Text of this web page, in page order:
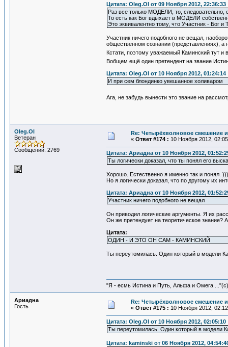
Цитата: Oleg.Ol от 09 Ноября 2012, 22:36:33
Раз все только МОДЕЛИ, то, следовательно,
То есть как Бог вдыхает в МОДЕЛИ
Это эквивалентно тому, что Участник - Бог
Участник ничего подобного не вещал,
общественном сознании (представлениях), а
Кстати, поэтому уважаемый Каминский тут и
Вобщем ещё один претендент на звание
Цитата: Oleg.Ol от 10 Ноября 2012, 01:24:14
И при сем блондинко увешанное холиваром
Ага, не забудь вынести это звание на
Oleg.Ol
Ветеран
Сообщений: 2769
Re: Четырёхволновое смешение и
« Ответ #174 : 10 Ноября 2012,
Цитата: Ариадна от 10 Ноября 2012,
Ты логически доказал, что ты понял его
Хорошо. Естественно я именно так и понял. )))
Но я логически доказал, что по другому их
Цитата: Ариадна от 10 Ноября 2012,
Участник ничего подобного не вещал
Он приводил логические аргументы. Я их
Он же претендует на теоретическое
Цитата:
ОДИН - И ЭТО ОН САМ - КАМИНСКИЙ
Ты переутомилась. Один который в модели
"Я - есмь Истина и Путь, Альфа и Омега ..."(с)
Ариадна
Гость
Re: Четырёхволновое смешение и
« Ответ #175 : 10 Ноября 2012,
Цитата: Oleg.Ol от 10 Ноября 2012, 02:05:10
Ты переутомилась. Один который в модели
Цитата: kaminski от 06 Ноября 2012,